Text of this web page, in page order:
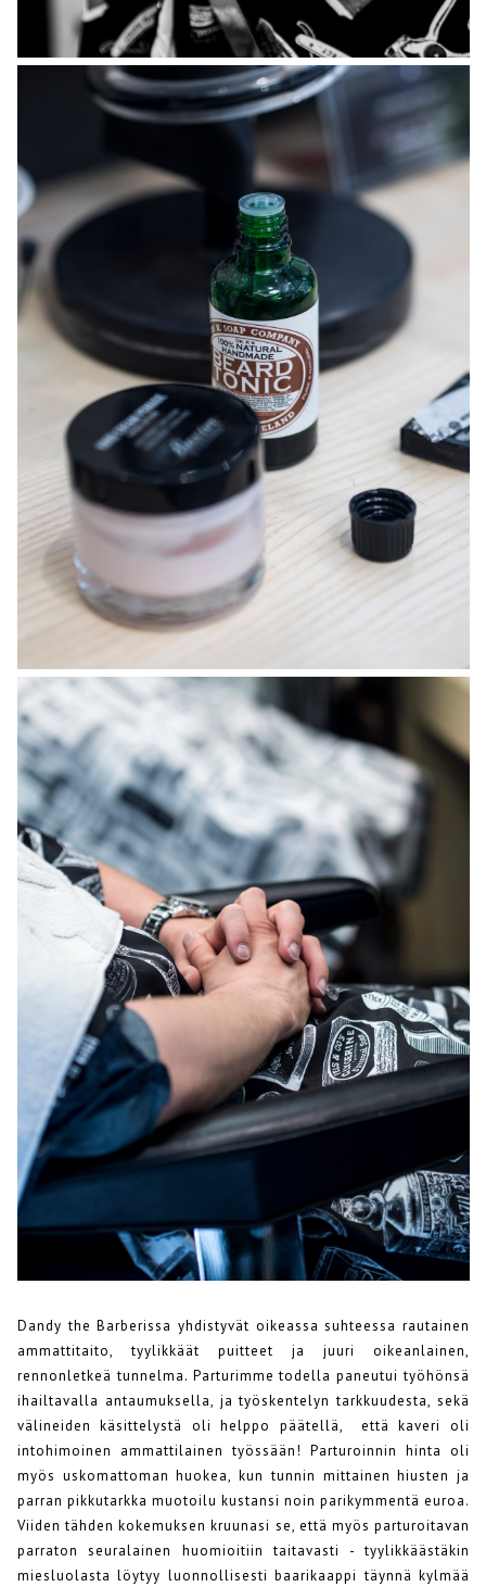
Dandy the Barberissa yhdistyvät oikeassa suhteessa rautainen
ammattitaito, tyylikkäät puitteet ja juuri oikeanlainen,
rennonletkeä tunnelma. Parturimme todella paneutui työhönsä
ihailtavalla antaumuksella, ja työskentelyn tarkkuudesta, sekä
välineiden käsittelystä oli helppo päätellä, että kaveri oli
intohimoinen ammattilainen työssään! Parturoinnin hinta oli
myös uskomattoman huokea, kun tunnin mittainen hiusten ja
parran pikkutarkka muotoilu kustansi noin parikymmentä euroa.
Viiden tähden kokemuksen kruunasi se, että myös parturoitavan
parraton seuralainen huomioitiin taitavasti - tyylikkäästäkin
miesluolasta löytyy luonnollisesti baarikaappi täynnä kylmää